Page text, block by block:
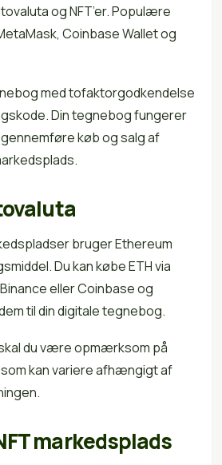
og NFT’er. Populære
Coinbase Wallet og
med tofaktorgodkendelse
Din tegnebog fungerer
køb og salg af
bruger Ethereum
Du kan købe ETH via
eller Coinbase og
til din digitale tegnebog.
du være opmærksom på
kan variere afhængigt af
markedsplads